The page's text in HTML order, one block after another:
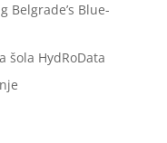
Belgrade’s Blue-
šola HydRoData